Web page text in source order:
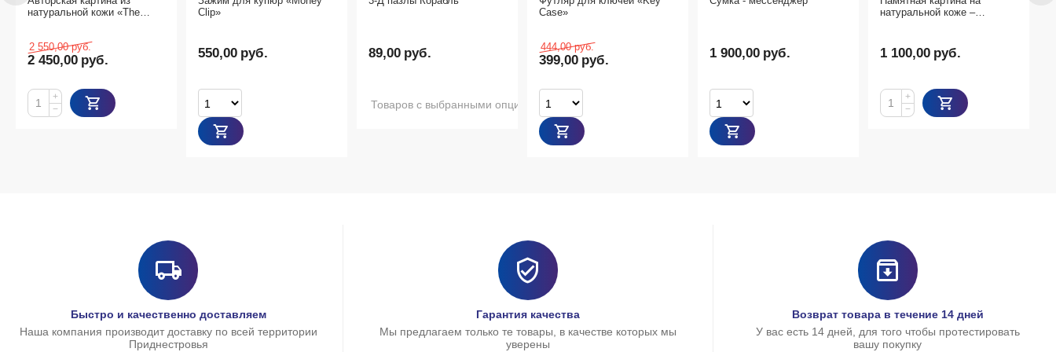
Clip»
550,00 руб. 89,00 руб.
Товаров с выбранными опциями нет в наличии
444,00
399,00 1 900,00 1 100,00
Быстро и качественно доставляем
Наша компания производит доставку по всей территории
Приднестровья
Гарантия качества
Мы предлагаем только те товары, в качестве которых мы
уверены
Возврат товара в течение 14 дней
У вас есть 14 дней, для того чтобы протестировать
вашу покупку